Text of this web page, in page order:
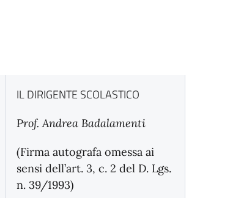
IL DIRIGENTE SCOLASTICO
Prof. Andrea Badalamenti
(Firma autografa omessa ai
sensi dell’art. 3, c. 2 del D. Lgs.
n. 39/1993)